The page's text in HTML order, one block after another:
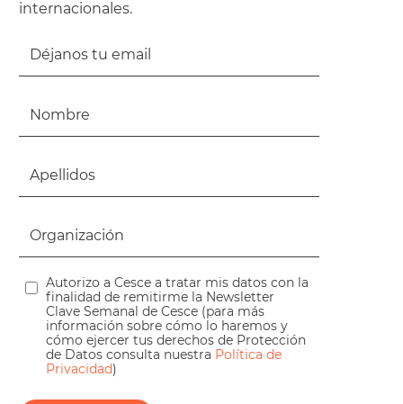
internacionales.
Autorizo a Cesce a tratar mis datos con la
finalidad de remitirme la Newsletter
Clave Semanal de Cesce (para más
información sobre cómo lo haremos y
cómo ejercer tus derechos de Protección
de Datos consulta nuestra Política de
Privacidad)